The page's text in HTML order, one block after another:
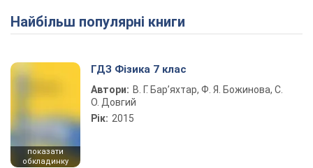
Найбільш популярні книги
показати
обкладинку
ГДЗ Фізика 7 клас
Автори: В. Г. Бар’яхтар, Ф. Я. Божинова, С.
О. Довгий
Рік: 2015